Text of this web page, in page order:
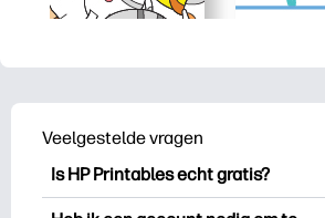
Veelgestelde vragen
Is HP Printables echt gratis?
HP Printables biedt meer dan 2.500